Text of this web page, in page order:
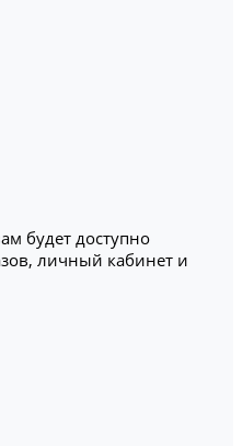
будет доступно
личный кабинет и